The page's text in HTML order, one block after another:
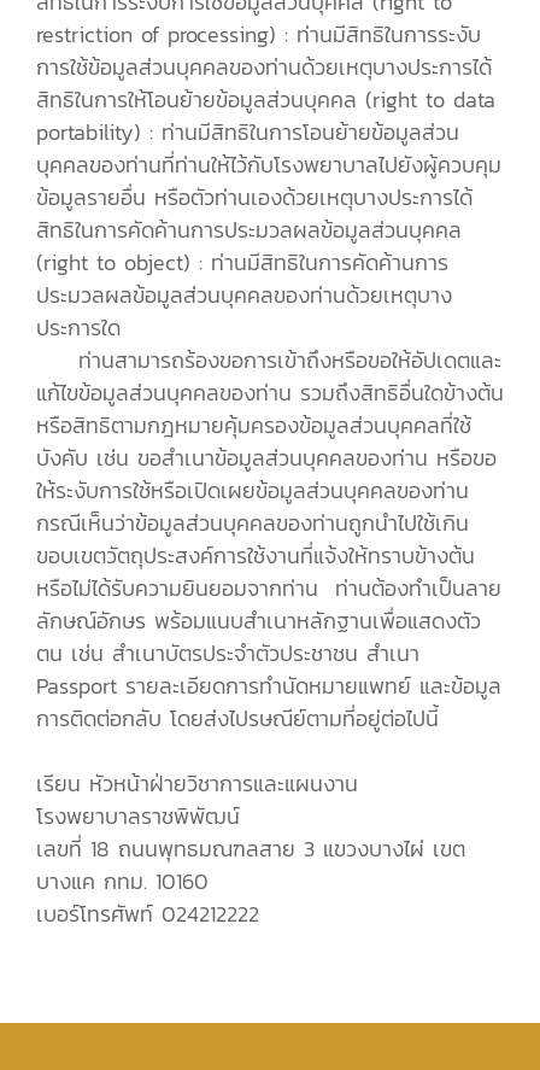
restriction of processing) : ท่านมีสิทธิในการระงับ
การใช้ข้อมูลส่วนบุคคลของท่านด้วยเหตุบางประการได้
สิทธิในการให้โอนย้ายข้อมูลส่วนบุคคล (right to data
portability) : ท่านมีสิทธิในการโอนย้ายข้อมูลส่วน
บุคคลของท่านที่ท่านให้ไว้กับโรงพยาบาลไปยังผู้ควบคุม
ข้อมูลรายอื่น หรือตัวท่านเองด้วยเหตุบางประการได้
สิทธิในการคัดค้านการประมวลผลข้อมูลส่วนบุคคล
(right to object) : ท่านมีสิทธิในการคัดค้านการ
ประมวลผลข้อมูลส่วนบุคคลของท่านด้วยเหตุบาง
ประการใด
ท่านสามารถร้องขอการเข้าถึงหรือขอให้อัปเดตและ
แก้ไขข้อมูลส่วนบุคคลของท่าน รวมถึงสิทธิอื่นใดข้างต้น
หรือสิทธิตามกฎหมายคุ้มครองข้อมูลส่วนบุคคลที่ใช้
บังคับ เช่น ขอสำเนาข้อมูลส่วนบุคคลของท่าน หรือขอ
ให้ระงับการใช้หรือเปิดเผยข้อมูลส่วนบุคคลของท่าน
กรณีเห็นว่าข้อมูลส่วนบุคคลของท่านถูกนำไปใช้เกิน
ขอบเขตวัตถุประสงค์การใช้งานที่แจ้งให้ทราบข้างต้น
หรือไม่ได้รับความยินยอมจากท่าน ท่านต้องทำเป็นลาย
ลักษณ์อักษร พร้อมแนบสำเนาหลักฐานเพื่อแสดงตัว
ตน เช่น สำเนาบัตรประจำตัวประชาชน สำเนา
Passport รายละเอียดการทำนัดหมายแพทย์ และข้อมูล
การติดต่อกลับ โดยส่งไปรษณีย์ตามที่อยู่ต่อไปนี้
เรียน หัวหน้าฝ่ายวิชาการและแผนงาน
โรงพยาบาลราชพิพัฒน์
เลขที่ 18 ถนนพุทธมณฑลสาย 3 แขวงบางไผ่ เขต
บางแค กทม. 10160
เบอร์โทรศัพท์ 024212222